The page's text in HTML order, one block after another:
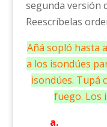
segunda versión
Reescríbelas
Añá sopló hasta
a los isondúes
isondúes. Tupá
fuego. Los
a.